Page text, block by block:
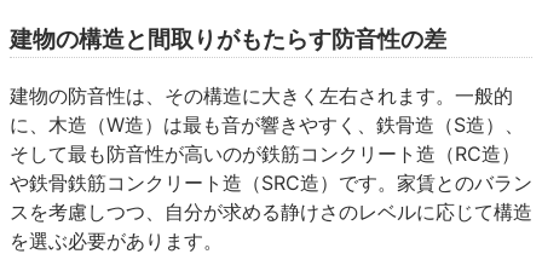
建物の構造と間取りがもたらす防音性の差
建物の防音性は、その構造に大きく左右されます。一般的
に、木造（W造）は最も音が響きやすく、鉄骨造（S造）、
そして最も防音性が高いのが鉄筋コンクリート造（RC造）
や鉄骨鉄筋コンクリート造（SRC造）です。家賃とのバラン
スを考慮しつつ、自分が求める静けさのレベルに応じて構造
を選ぶ必要があります。